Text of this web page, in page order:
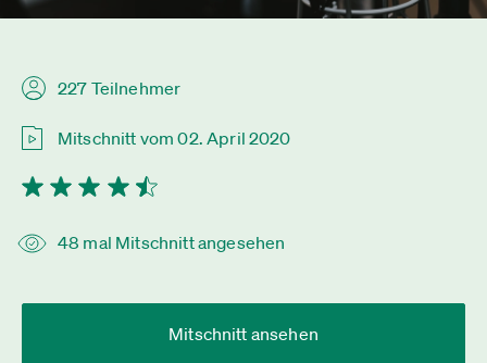
227 Teilnehmer
Mitschnitt vom 02. April 2020
48 mal Mitschnitt angesehen
Mitschnitt ansehen